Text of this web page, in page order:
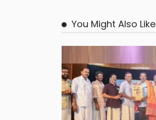
You Might Also Like